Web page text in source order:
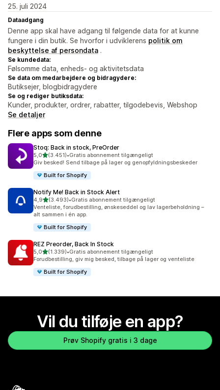
25. juli 2024
Dataadgang
Denne app skal have adgang til følgende data for at kunne
fungere i din butik. Se hvorfor i udviklerens politik om
beskyttelse af persondata .
Se kundedata:
Følsomme data, enheds- og aktivitetsdata
Se data om medarbejdere og bidragydere:
Butiksejer, blogbidragydere
Se og rediger butiksdata:
Kunder, produkter, ordrer, rabatter, tilgodebevis, Webshop
Se detaljer
Flere apps som denne
Stoq: Back in stock, PreOrder
5,0ud af 5 stjerner
(3.451)
3451 anmeldelser i alt
•Gratis abonnement tilgængeligt
Giv besked! Send tilbage på lager og genopfyldningsbeskeder
Built for Shopify
Notify Me! Back in Stock Alert
4,9ud af 5 stjerner
(3.493)
3493 anmeldelser i alt
•Gratis abonnement tilgængeligt
Venteliste, forudbestilling, ønskeseddel og lav lagerbeholdning –
alt sammen i én app.
Built for Shopify
REZ Preorder, Back In Stock
5,0ud af 5 stjerner
(1.339)
1339 anmeldelser i alt
•Gratis abonnement tilgængeligt
Forudbestilling, giv mig besked, tilbage på lager og venteliste
Built for Shopify
Vil du tilføje en app?
Prøv Shopify gratis i 3 dage